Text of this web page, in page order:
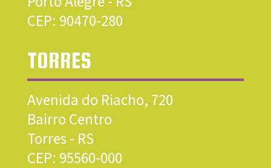
CEP: 90470-280
TORRES
Avenida do Riacho, 720
Bairro Centro
Torres - RS
CEP: 95560-000